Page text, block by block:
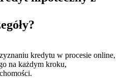
kredytu w procesie online,
na każdym kroku,